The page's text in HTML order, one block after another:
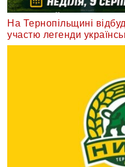
На Тернопільщині
участю легенди